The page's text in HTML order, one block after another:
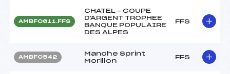
AMBF0611.FFS
CHATEL – COUPE
D'ARGENT TROPHEE
BANQUE POPULAIRE
DES ALPES
FFS
AMBF0542
Manche Sprint
Morillon
FFS